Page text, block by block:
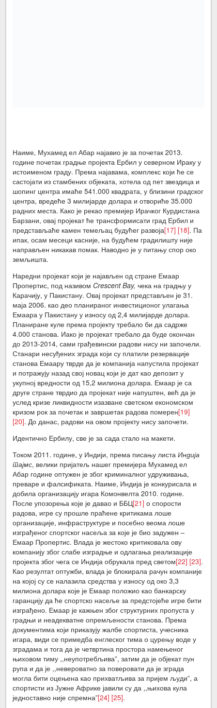
Наиме, Мухамед ел Абар најавио је за почетак 2013.
године почетак градње пројекта Ербил у северном Ираку у
истоименом граду. Према најавама, комплекс који ће се
састојати из стамбених објеката, хотела од пет звездица и
шопинг центра имаће 541.000 квадрата, у близини градског
центра, вредеће 3 милијарде долара и отвориће 35.000
радних места. Како је рекао премијер Ирачког Курдистана
Барзани, овај пројекат ће трансформисати град Ербил и
представљаће камен темељац будућег развоја[17] [18]. Па
ипак, осам месеци касније, на будућем градилишту није
направљен никакав помак. Наводно је у питању спор око
земљишта.
Наредни пројекат који је најављен од стране Емаар
Пропертис, под називом Crescent Bay,чека на градњу у
Карачију, у Пакистану. Овај пројекат представљен је 31.
маја 2006. као део планираног инвестиционог улагања
Емаара у Пакистану у износу од 2,4 милијарде долара.
Планиране куле према пројекту требало би да садрже
4.000 станова. Иако је пројекат требало да буде окончан
до 2013-2014, сами грађевински радови нису ни започели.
Станари несуђених зграда који су платили резервације
станова Емаару тврде да је компанија напустила пројекат
и потражују назад свој новац који је дат као депозит у
укупној вредности од 15,2 милиона долара. Емаар је са
друге стране тврдио да пројекат није напуштен, већ да је
услед кризе ликвидности изазване светском економском
кризом рок за почетак и завршетак радова померен[19]
[20]. До данас, радови на овом пројекту нису започети.
Идентично Ербилу, све је за сада стало на макети.
Током 2011. године, у Индији, према писању листаИндија
тајмс, велики пријатељ нашег премијера Мухамед ел
Абар године оптужен је због криминалног удруживања,
преваре и фалсификата. Наиме, Индија је конкурисала и
добила организацију игара Комонвелта 2010. године.
После упозорења које је давао и ББЦ[21] о спорости
радова, игре су прошле праћене критикама лоше
организације, инфраструктуре и посебно веома лоше
изграђеног спортског насеља за које је био задужен –
Емаар Пропертис. Влада је жестоко критиковала ову
компанију због слабе изградње и одлагања реализације
пројекта због чега се Индија обрукала пред светом[22] [23].
Као резултат оптужби, влада је блокирала рачун компаније
на којој су се налазила средства у износу од око 3,3
милиона долара које је Емаар положио као банкарску
гаранцију да ће спортско насеље за предстојеће игре бити
изграђено. Емаар је кажњен због структурних пропуста у
градњи и неадекватне опремљености станова. Према
документима који приказују жалбе спортиста, учесника
игара, види се примедба енглеског тима о цурењу воде у
зградама и тога да је четвртина простора намењеног
њиховом тиму ,,неупотребљива”, затим да је објекат пун
рупа и да је ,,невероватно за поверовати да је зграда
могла бити оцењена као прихватљива за пријем људи”, а
спортисти из Јужне Африке јавили су да ,,њихова кула
једноставно није спремна”[24] [25].